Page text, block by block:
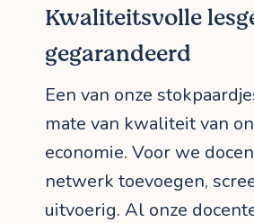
Kwaliteitsvolle
gegarandeerd
Een van onze
mate van kwaliteit van
economie. Voor we
netwerk toevoegen,
uitvoerig. Al onze